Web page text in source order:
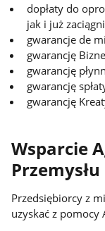
dopłaty do
jak i już
gwarancje de
gwarancję
gwarancję
gwarancję
gwarancję
Wsparcie
Przemysłu
Przedsiębiorcy z
uzyskać z pomocy